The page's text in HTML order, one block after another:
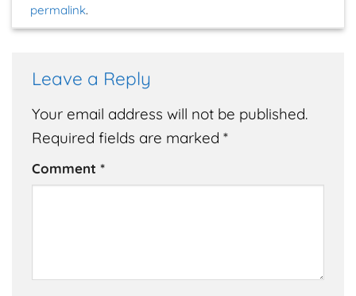
permalink.
Leave a Reply
Your email address will not be published.
Required fields are marked *
Comment *